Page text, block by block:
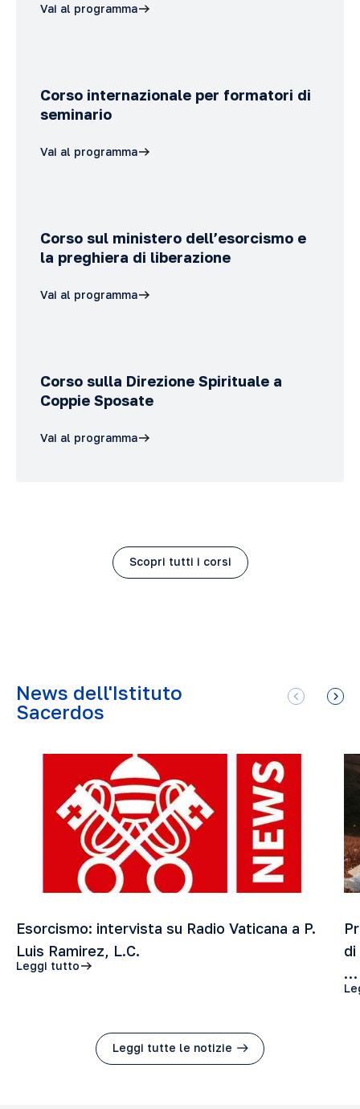
Vai al programma
Corso internazionale per formatori di
seminario
Vai al programma
Corso sul ministero dell’esorcismo e
la preghiera di liberazione
Vai al programma
Corso sulla Direzione Spirituale a
Coppie Sposate
Vai al programma
Scopri tutti i corsi
News dell'Istituto
Sacerdos
Esorcismo: intervista su Radio Vaticana a P.
Luis Ramirez, L.C.
Leggi tutto
di
…
Leggi tutte le notizie